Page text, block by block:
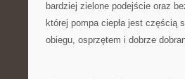
bardziej zielone podejście oraz
której pompa ciepła jest częścią
obiegu, osprzętem i dobrze